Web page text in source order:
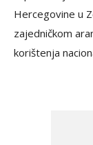
Hercegovine u
zajedničkom
korištenja